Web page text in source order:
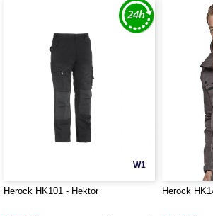
W1
Herock HK101 - Hektor Herock